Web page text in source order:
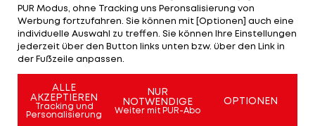
Pogacar, Remco Evenepoel und Titelverteidiger
Jonas Vingegaard. Felix Gall ist 21 Sekunden zurück
18.
Diese Rangordnung könnte sich am Dienstag
grundlegend ändern. Denn die vierte Etappe führt
von Pinerolo über 140 km und 3.900 Höhenmeter
PUR Modus, ohne Tracking uns Peronsalisierung von
Werbung fortzufahren. Sie können mit [Optionen] auch eine
individuelle Auswahl zu treffen. Sie können Ihre Einstellungen
jederzeit über den Button links unten bzw. über den Link in
der Fußzeile anpassen.
ALLE
AKZEPTIEREN
Tracking und
Personalisierung
NUR
NOTWENDIGE
Weiter mit PUR-Abo
OPTIONEN